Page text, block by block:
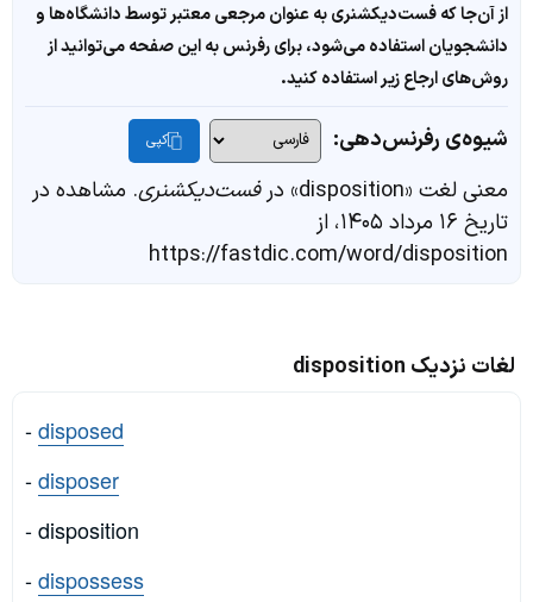
از آن‌جا که فست‌دیکشنری به عنوان مرجعی معتبر توسط دانشگاه‌ها و
دانشجویان استفاده می‌شود، برای رفرنس به این صفحه می‌توانید از
روش‌های ارجاع زیر استفاده کنید.
شیوه‌ی رفرنس‌دهی: کپی
معنی لغت «disposition» در فست‌دیکشنری. مشاهده در
تاریخ ۱۶ مرداد ۱۴۰۵، از
https://fastdic.com/word/disposition
لغات نزدیک disposition
-disposed
-disposer
- disposition
-dispossess